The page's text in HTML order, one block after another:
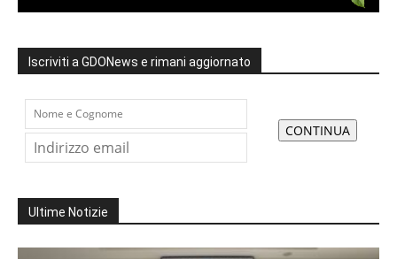
Iscriviti a GDONews e rimani aggiornato
Ultime Notizie